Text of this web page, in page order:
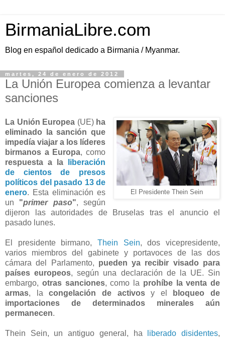
BirmaniaLibre.com
Blog en español dedicado a Birmania / Myanmar.
martes, 24 de enero de 2012
La Unión Europea comienza a levantar
sanciones
El Presidente Thein Sein
La Unión Europea (UE) ha
eliminado la sanción que
impedía viajar a los líderes
birmanos a Europa, como
respuesta a la
liberación
de cientos de presos
políticos del pasado 13 de
enero. Esta eliminación es
un "primer paso", según
dijeron las autoridades de Bruselas tras el anuncio el
pasado lunes.
El presidente birmano, Thein Sein, dos vicepresidente,
varios miembros del gabinete y portavoces de las dos
cámara del Parlamento, pueden ya recibir visado para
países europeos, según una declaración de la UE. Sin
embargo, otras sanciones, como la prohíbe la venta de
armas, lacongelación de activosy el
bloqueo de
importaciones de determinados minerales aún
permanecen.
Thein Sein, un antiguo general, ha liberado disidentes,